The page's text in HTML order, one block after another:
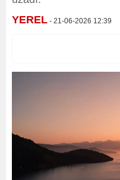
YEREL - 21-06-2026 12:39